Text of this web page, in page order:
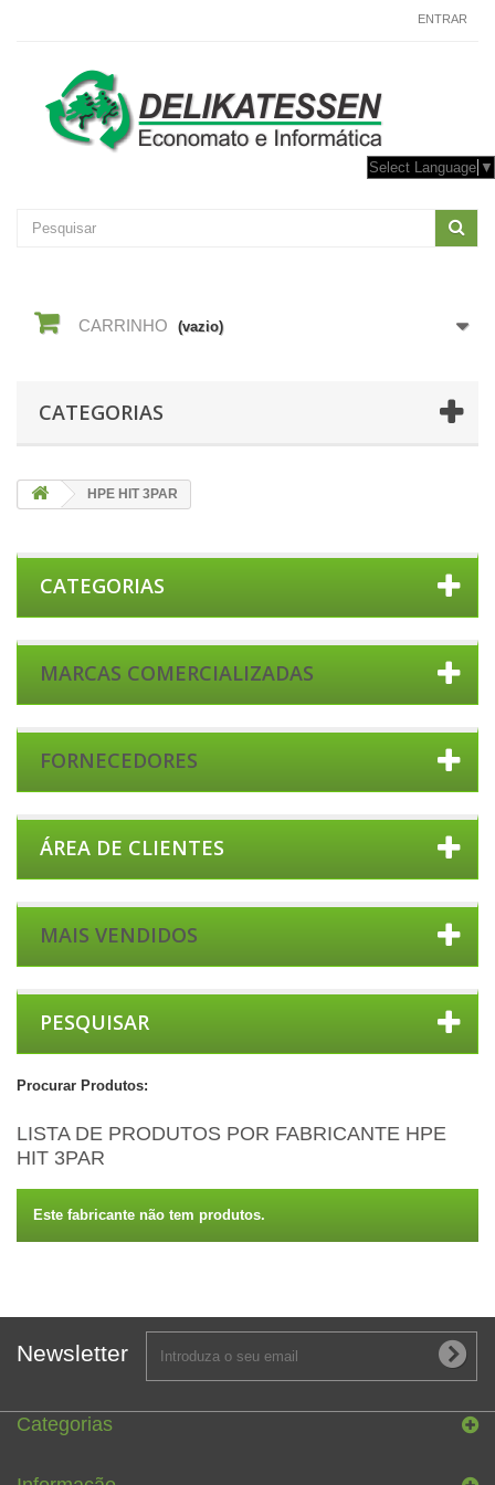
ENTRAR
Select Language ▼
CARRINHO (vazio)
CATEGORIAS
HPE HIT 3PAR
CATEGORIAS
MARCAS COMERCIALIZADAS
FORNECEDORES
ÁREA DE CLIENTES
MAIS VENDIDOS
PESQUISAR
Procurar Produtos:
LISTA DE PRODUTOS POR FABRICANTE HPE
HIT 3PAR
Este fabricante não tem produtos.
Newsletter
Categorias